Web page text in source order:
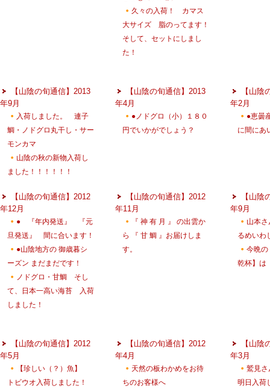
久々の入荷！ カマス
大サイズ 脂のってます！
そして、セットにしまし
た！
【山陰の旬通信】2013
年9月
入荷しました。 連子
鯛・ノドグロ丸干し・サー
モンカマ
山陰の秋の新物入荷し
ました！！！！！！
【山陰の旬通信】2013
年4月
●ノドグロ（小）１８０
円でいかがでしょう？
【山陰
年2月
●恵曇
に間にあ
【山陰の旬通信】2012
年12月
● 『年内発送』 『元
旦発送』 間に合います！
●山陰地方の 御歳暮シ
ーズン まだまだです！
ノドグロ・甘鯛 そし
て、日本一高い海苔 入荷
しました！
【山陰の旬通信】2012
年11月
『 神 有 月 』 の出雲か
ら 『 甘 鯛 』お届けしま
す。
【山陰
年9月
山本
るめいわ
今晩の
乾杯】は
【山陰の旬通信】2012
年5月
【珍しい（？）魚】
トビウオ入荷しました！
【山陰の旬通信】2012
年4月
天然の板わかめをお待
ちのお客様へ
【山陰
年3月
鷲見
明日入荷